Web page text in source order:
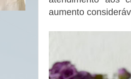
aumento